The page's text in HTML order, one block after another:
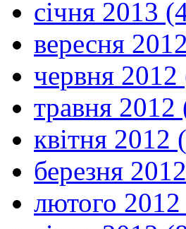
січня 2013
вересня
червня 2012
травня 2012
квітня 2012
березня
лютого